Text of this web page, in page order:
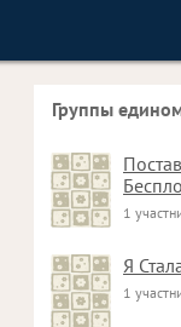
Группы
1
Я
1